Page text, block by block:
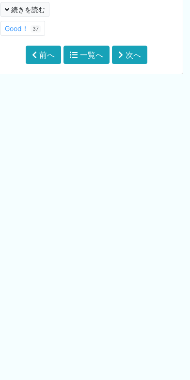
続きを読む
Good！ 37
前へ 一覧へ 次へ